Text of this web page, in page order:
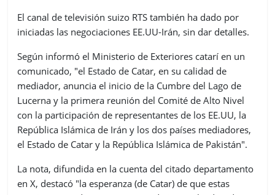
El canal de televisión suizo RTS también ha dado por
iniciadas las negociaciones EE.UU-Irán, sin dar detalles.
Según informó el Ministerio de Exteriores catarí en un
comunicado, "el Estado de Catar, en su calidad de
mediador, anuncia el inicio de la Cumbre del Lago de
Lucerna y la primera reunión del Comité de Alto Nivel
con la participación de representantes de los EE.UU, la
República Islámica de Irán y los dos países mediadores,
el Estado de Catar y la República Islámica de Pakistán".
La nota, difundida en la cuenta del citado departamento
en X, destacó "la esperanza (de Catar) de que estas